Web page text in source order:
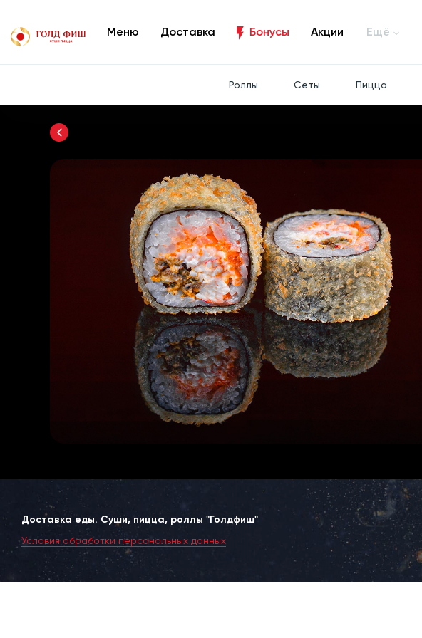
Меню Доставка Бонусы Акции Ещё
Роллы Сеты Пицца
Доставка еды. Суши, пицца, роллы "Голдфиш"
Условия обработки персональных данных